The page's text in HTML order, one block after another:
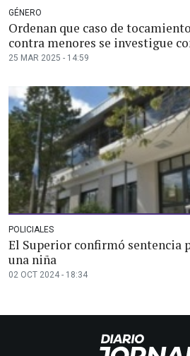
GÉNERO
Ordenan que caso de
contra menores se investigue
25 MAR 2025 - 14:59
POLICIALES
El Superior confirmó sentencia
una niña
02 OCT 2024 - 18:34